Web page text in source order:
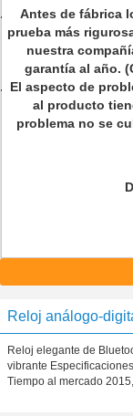
Antes de fábrica
prueba más
nuestra
garantía al año.
El aspecto de
al producto
problema no se
Reloj análogo-
Reloj elegante de
vibrante
Tiempo al mercado